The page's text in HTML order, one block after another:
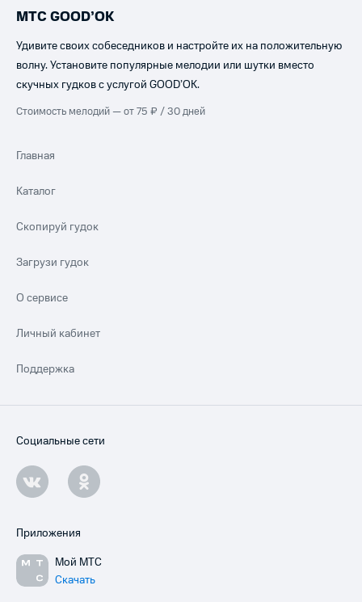
МТС GOOD’OK
Удивите своих собеседников и настройте их на положительную
волну. Установите популярные мелодии или шутки вместо
скучных гудков с услугой GOOD’OK.
Стоимость мелодий — от 75 ₽ / 30 дней
Главная
Каталог
Скопируй гудок
Загрузи гудок
О сервисе
Личный кабинет
Поддержка
Социальные сети
Приложения
Мой МТС
Скачать